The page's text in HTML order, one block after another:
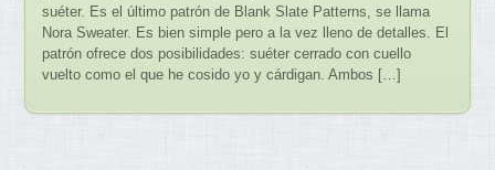
suéter. Es el último patrón de Blank Slate Patterns, se llama
Nora Sweater. Es bien simple pero a la vez lleno de detalles. El
patrón ofrece dos posibilidades: suéter cerrado con cuello
vuelto como el que he cosido yo y cárdigan. Ambos […]